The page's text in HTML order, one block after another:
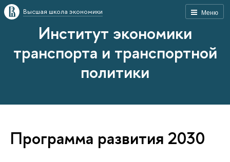
Меню
Высшая школа экономики
Институт экономики
транспорта и транспортной
политики
Программа развития 2030